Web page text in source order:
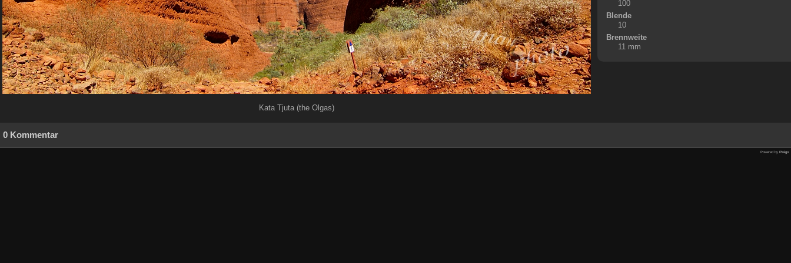
Kata Tjuta (the Olgas)
100
Blende
10
Brennweite
11 mm
0 Kommentar
Powered by Piwigo